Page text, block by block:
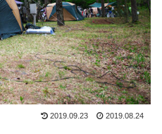
2019.09.23 2019.08.24